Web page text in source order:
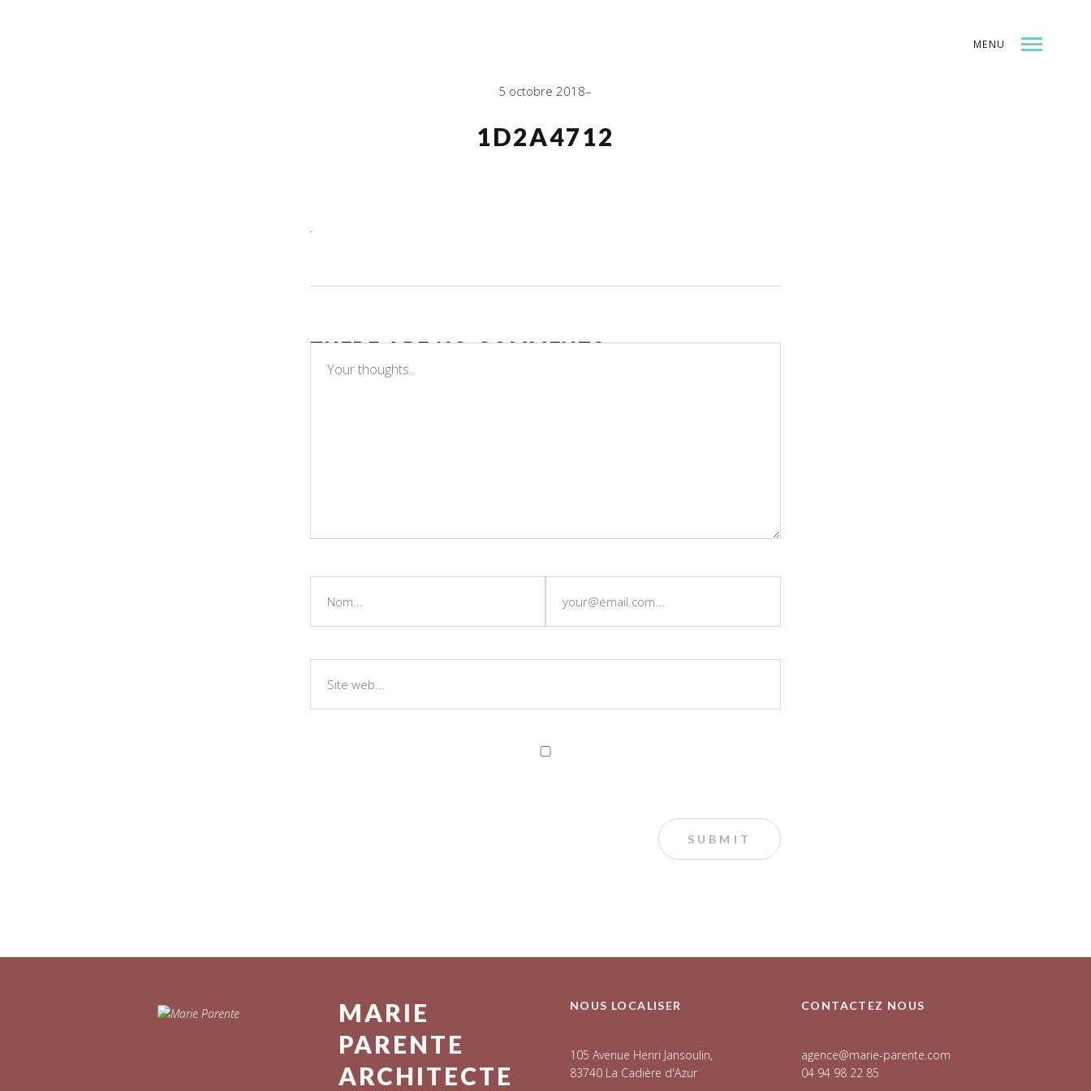
MENU
5 octobre 2018
1D2A4712
.
THERE ARE NO COMMENTS
MARIE
PARENTE
ARCHITECTE
NOUS LOCALISER
105 Avenue Henri Jansoulin,
83740 La Cadière d'Azur
CONTACTEZ NOUS
agence@marie-parente.com
04 94 98 22 85